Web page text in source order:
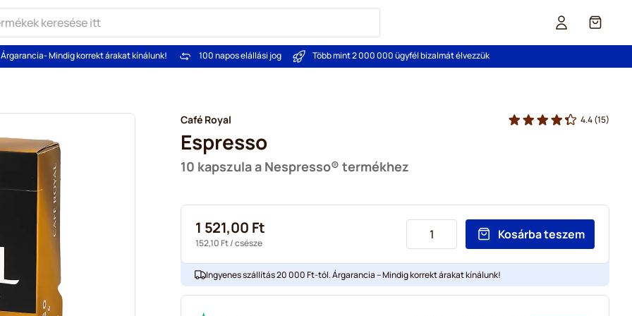
Cart
Árgarancia- Mindig korrekt árakat kínálunk! 100 napos elállási jog Több mint 2 000 000 ügyfél bizalmát élvezzük
Café Royal
Espresso
10 kapszula a Nespresso® termékhez
4.4(15)
1 521,00 Ft
152,10 Ft/ csésze
Kosárba teszem
Ingyenes szállítás 20 000 Ft-tól. Árgarancia – Mindig korrekt árakat kínálunk!